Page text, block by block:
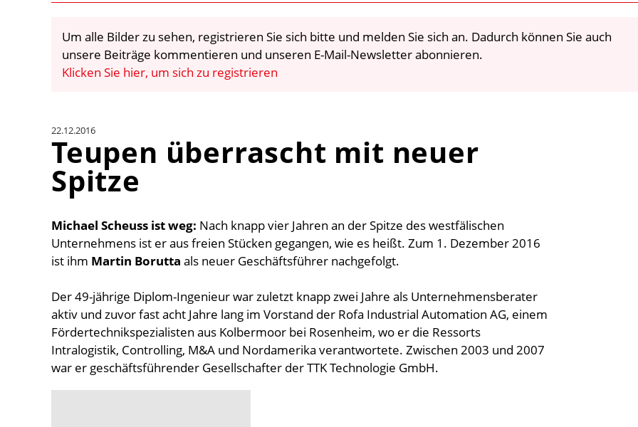
Um alle Bilder zu sehen, registrieren Sie sich bitte und melden Sie sich an. Dadurch können Sie auch
unsere Beiträge kommentieren und unseren E-Mail-Newsletter abonnieren.
Klicken Sie hier, um sich zu registrieren
22.12.2016
Teupen überrascht mit neuer
Spitze
Michael Scheuss ist weg: Nach knapp vier Jahren an der Spitze des westfälischen
Unternehmens ist er aus freien Stücken gegangen, wie es heißt. Zum 1. Dezember 2016
ist ihm Martin Borutta als neuer Geschäftsführer nachgefolgt.
Der 49-jährige Diplom-Ingenieur war zuletzt knapp zwei Jahre als Unternehmensberater
aktiv und zuvor fast acht Jahre lang im Vorstand der Rofa Industrial Automation AG, einem
Fördertechnikspezialisten aus Kolbermoor bei Rosenheim, wo er die Ressorts
Intralogistik, Controlling, M&A und Nordamerika verantwortete. Zwischen 2003 und 2007
war er geschäftsführender Gesellschafter der TTK Technologie GmbH.